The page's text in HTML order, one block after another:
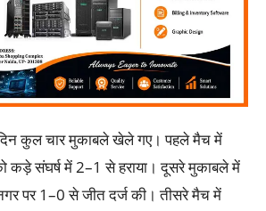
दिन कुल चार मुकाबले खेले गए। पहले मैच में
कड़े संघर्ष में 2–1 से हराया। दूसरे मुकाबले में
पर 1–0 से जीत दर्ज की। तीसरे मैच में